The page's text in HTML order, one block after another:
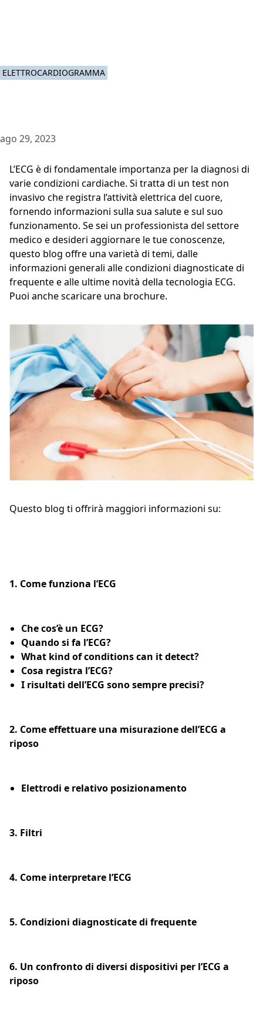
ELETTROCARDIOGRAMMA
ago 29, 2023
L’ECG è di fondamentale importanza per la diagnosi di
varie condizioni cardiache. Si tratta di un test non
invasivo che registra l’attività elettrica del cuore,
fornendo informazioni sulla sua salute e sul suo
funzionamento. Se sei un professionista del settore
medico e desideri aggiornare le tue conoscenze,
questo blog offre una varietà di temi, dalle
informazioni generali alle condizioni diagnosticate di
frequente e alle ultime novità della tecnologia ECG.
Puoi anche scaricare una brochure.
Questo blog ti offrirà maggiori informazioni su:
1. Come funziona l’ECG
Che cos’è un ECG?
Quando si fa l’ECG?
What kind of conditions can it detect?
Cosa registra l’ECG?
I risultati dell’ECG sono sempre precisi?
2. Come effettuare una misurazione dell’ECG a
riposo
Elettrodi e relativo posizionamento
3. Filtri
4. Come interpretare l’ECG
5. Condizioni diagnosticate di frequente
6. Un confronto di diversi dispositivi per l’ECG a
riposo